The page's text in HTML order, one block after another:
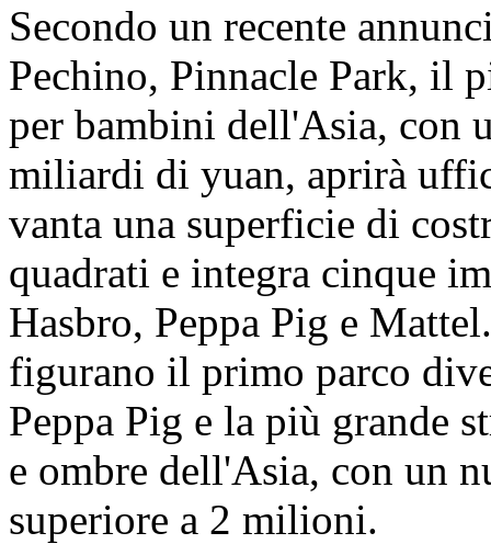
Secondo un recente
Pechino, Pinnacle Park, il
per bambini dell'Asia, con
miliardi di yuan, aprirà
vanta una superficie di
quadrati e integra cinque
Hasbro, Peppa Pig e
figurano il primo parco
Peppa Pig e la più grande
e ombre dell'Asia, con un
superiore a 2 milioni.